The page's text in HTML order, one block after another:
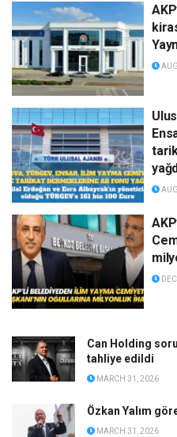
Can Holding
tahliye edildi
MARCH 31, 2026
Özkan Yalım
MARCH 31, 2026